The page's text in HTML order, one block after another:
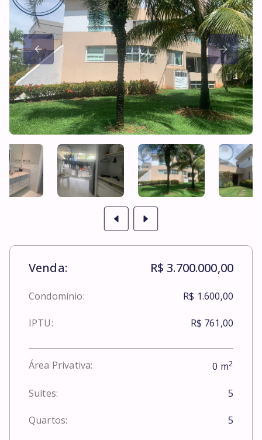
Venda: R$ 3.700.000,00
Condomínio: R$ 1.600,00
IPTU: R$ 761,00
Área Privativa: 0 m2
Suítes: 5
Quartos: 5